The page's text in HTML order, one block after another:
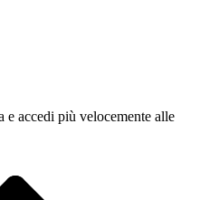
e accedi più velocemente alle